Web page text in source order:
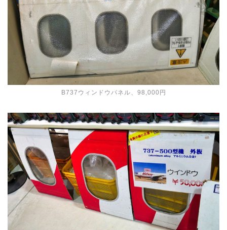
B737ウィンドウパネル、98,000円